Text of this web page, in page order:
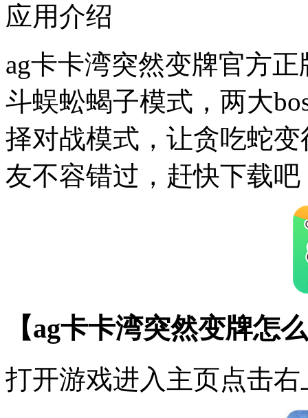
应用介绍
ag卡卡湾突然变牌官方
斗蜈蚣蝎子模式，两大
择对战模式，让贪吃蛇
友不容错过，赶快下载吧
【ag卡卡湾突然变牌怎
打开游戏进入主页点击